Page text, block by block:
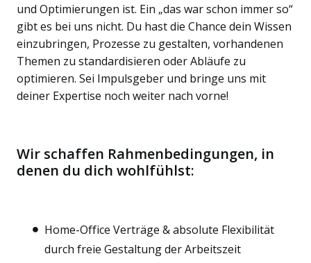
und Optimierungen ist. Ein „das war schon immer so“
gibt es bei uns nicht. Du hast die Chance dein Wissen
einzubringen, Prozesse zu gestalten, vorhandenen
Themen zu standardisieren oder Abläufe zu
optimieren. Sei Impulsgeber und bringe uns mit
deiner Expertise noch weiter nach vorne!
Wir schaffen Rahmenbedingungen, in
denen du dich wohlfühlst:
Home-Office Verträge & absolute Flexibilität
durch freie Gestaltung der Arbeitszeit